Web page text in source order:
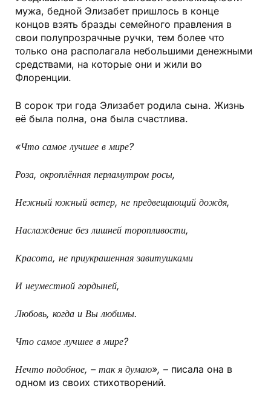
мужа, бедной Элизабет пришлось в конце
концов взять бразды семейного правления в
свои полупрозрачные ручки, тем более что
только она располагала небольшими денежными
средствами, на которые они и жили во
Флоренции.
В сорок три года Элизабет родила сына. Жизнь
её была полна, она была счастлива.
«Что самое лучшее в мире?
Роза, окроплённая перламутром росы,
Нежный южный ветер, не предвещающий дождя,
Наслаждение без лишней торопливости,
Красота, не приукрашенная завитушками
И неуместной гордыней,
Любовь, когда и Вы любимы.
Что самое лучшее в мире?
Нечто подобное, – так я думаю», – писала она в
одном из своих стихотворений.